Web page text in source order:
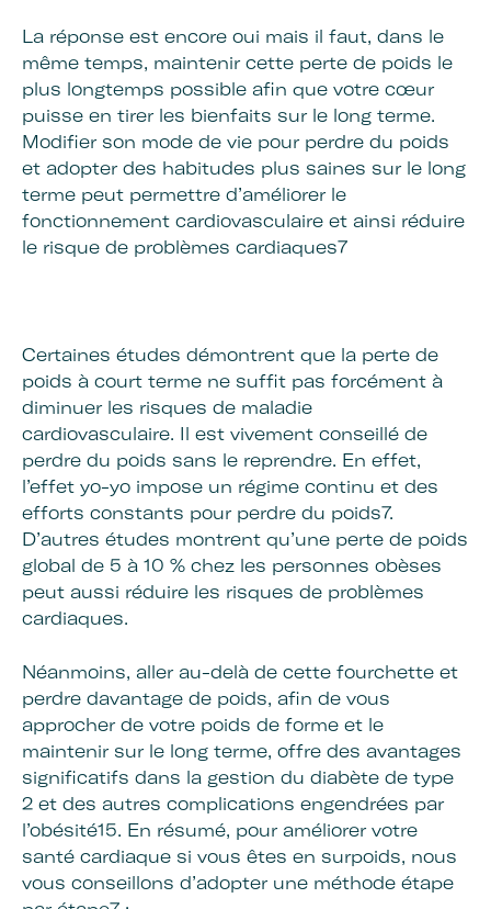
La réponse est encore oui mais il faut, dans le
même temps, maintenir cette perte de poids le
plus longtemps possible afin que votre cœur
puisse en tirer les bienfaits sur le long terme.
Modifier son mode de vie pour perdre du poids
et adopter des habitudes plus saines sur le long
terme peut permettre d’améliorer le
fonctionnement cardiovasculaire et ainsi réduire
le risque de problèmes cardiaques7
Certaines études démontrent que la perte de
poids à court terme ne suffit pas forcément à
diminuer les risques de maladie
cardiovasculaire. Il est vivement conseillé de
perdre du poids sans le reprendre. En effet,
l’effet yo-yo impose un régime continu et des
efforts constants pour perdre du poids7.
D’autres études montrent qu’une perte de poids
global de 5 à 10 % chez les personnes obèses
peut aussi réduire les risques de problèmes
cardiaques.
Néanmoins, aller au-delà de cette fourchette et
perdre davantage de poids, afin de vous
approcher de votre poids de forme et le
maintenir sur le long terme, offre des avantages
significatifs dans la gestion du diabète de type
2 et des autres complications engendrées par
l’obésité15. En résumé, pour améliorer votre
santé cardiaque si vous êtes en surpoids, nous
vous conseillons d’adopter une méthode étape